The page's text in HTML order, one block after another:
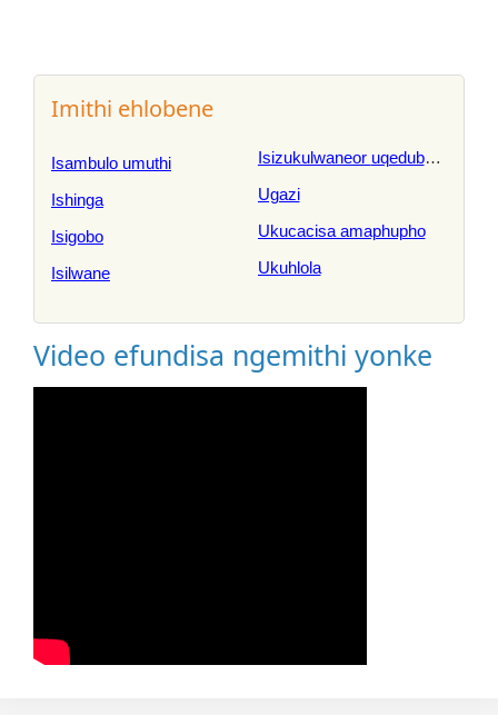
Imithi ehlobene
Isambulo umuthi
Ishinga
Isigobo
Isilwane
Isizukulwaneor
Ugazi
Ukucacisa amaphupho
Ukuhlola
Video efundisa ngemithi yonke